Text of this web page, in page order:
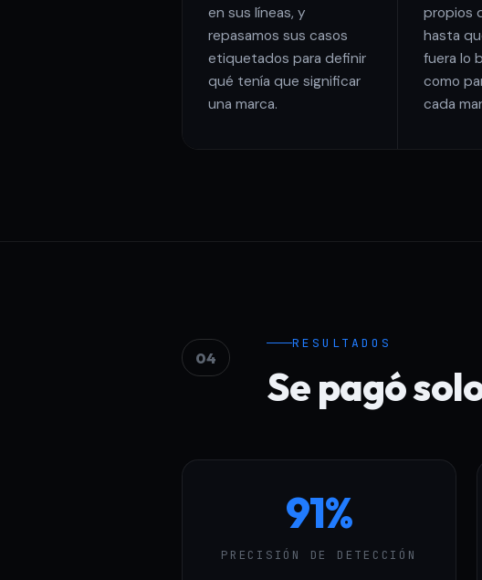
en sus líneas, y
repasamos sus casos
etiquetados para definir
qué tenía que significar
una marca.
propios
hasta
fuera lo
como
cada
04
RESULTADOS
Se pagó
91%
PRECISIÓN DE DETECCIÓN